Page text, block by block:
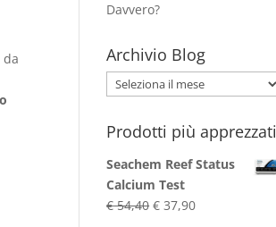
Davvero?
Archivio Blog
Archivio
Blog
Prodotti più apprezzati
Seachem Reef Status
Calcium Test
€54,40 Il
€ 37,90Il